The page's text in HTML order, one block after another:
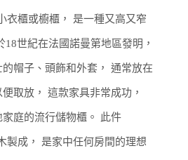
衣櫃或櫥櫃， 是一種又高又窄
18世紀在法國諾曼第地區發明，
帽子、頭飾和外套， 通常放在
取放， 這款家具非常成功，
庭的流行儲物櫃。 此件
製成， 是家中任何房間的理想